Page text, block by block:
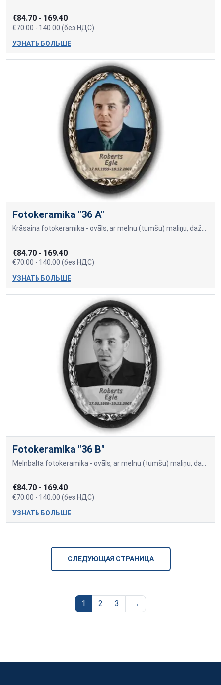
€84.70 - 169.40
€70.00 - 140.00 (без НДС)
УЗНАТЬ БОЛЬШЕ
Fotokeramika "36 A"
€84.70 - 169.40
€70.00 - 140.00 (без НДС)
УЗНАТЬ БОЛЬШЕ
Fotokeramika "36 B"
€84.70 - 169.40
€70.00 - 140.00 (без НДС)
УЗНАТЬ БОЛЬШЕ
СЛЕДУЮЩАЯ СТРАНИЦА
1 2 3 →